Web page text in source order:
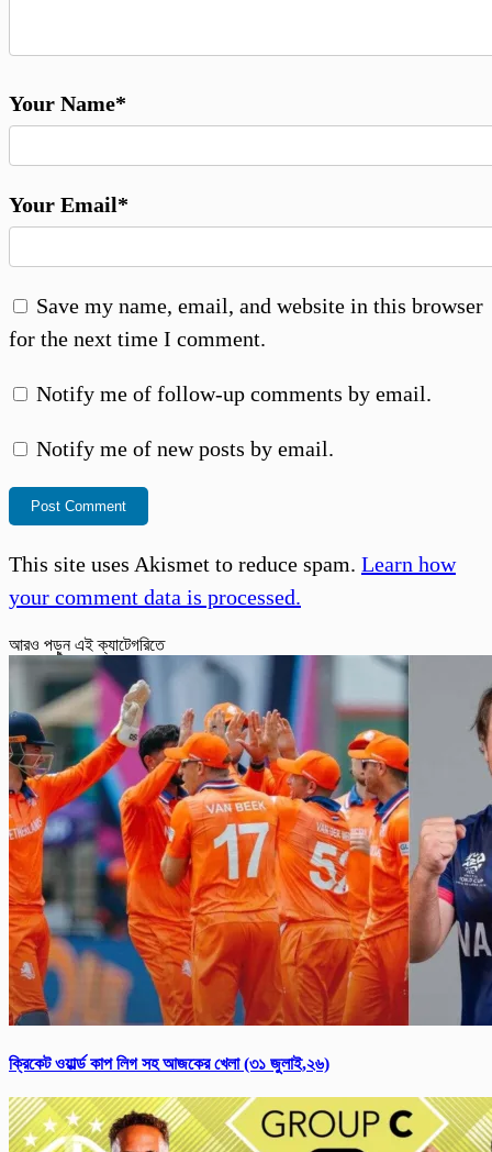
Your Name*
Your Email*
Save my name, email, and website in this browser
for the next time I comment.
Notify me of follow-up comments by email.
Notify me of new posts by email.
This site uses Akismet to reduce spam. Learn how
your comment data is processed.
আরও পড়ুন এই ক্যাটেগরিতে
ক্রিকেট ওয়ার্ল্ড কাপ লিগ সহ আজকের খেলা (৩১ জুলাই,২৬)